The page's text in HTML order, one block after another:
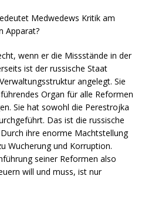
Medwedews Kritik am
Apparat?
wenn er die Missstände in der
ist der russische Staat
angelegt. Sie
Organ für alle Reformen
Sie hat sowohl die Perestrojka
Das ist die russische
ihre enorme Machtstellung
Wucherung und Korruption.
seiner Reformen also
will und muss, ist nur